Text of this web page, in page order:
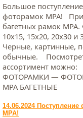
Большое поступление
фоторамок МРА!
багетных рамок
10х15, 15х20, 20х30 и
Черные, картинные,
обычные.
ассортимент можно:
ФОТОРАМКИ —
МРА БАГЕТНЫЕ
14.06.2024
МРА!